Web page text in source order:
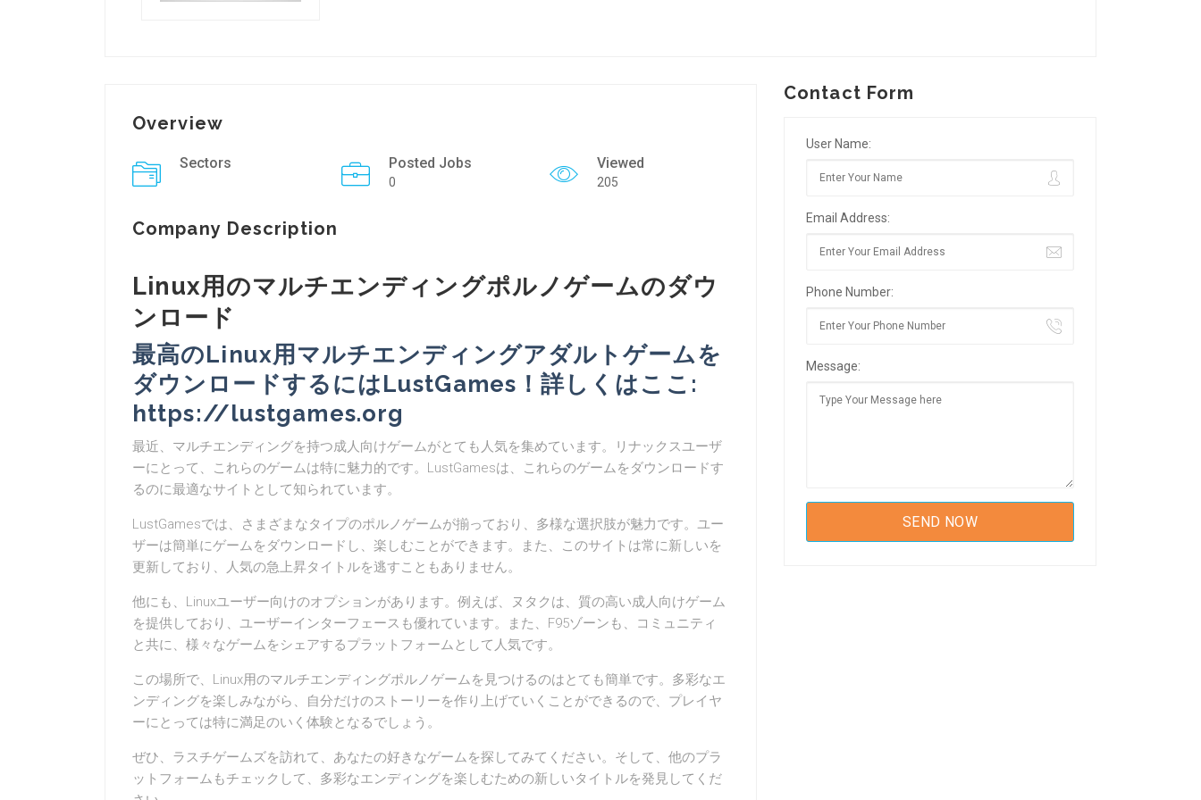
Overview
Sectors Posted Jobs
0
Viewed
205
Company Description
Linux用のマルチエンディングポルノゲームのダウ
ンロード
最高のLinux用マルチエンディングアダルトゲームを
ダウンロードするにはLustGames！詳しくはここ:
https://lustgames.org
最近、マルチエンディングを持つ成人向けゲームがとても人気を集めています。リナックスユーザ
ーにとって、これらのゲームは特に魅力的です。LustGamesは、これらのゲームをダウンロードす
るのに最適なサイトとして知られています。
LustGamesでは、さまざまなタイプのポルノゲームが揃っており、多様な選択肢が魅力です。ユー
ザーは簡単にゲームをダウンロードし、楽しむことができます。また、このサイトは常に新しいを
更新しており、人気の急上昇タイトルを逃すこともありません。
他にも、Linuxユーザー向けのオプションがあります。例えば、ヌタクは、質の高い成人向けゲーム
を提供しており、ユーザーインターフェースも優れています。また、F95ゾーンも、コミュニティ
と共に、様々なゲームをシェアするプラットフォームとして人気です。
この場所で、Linux用のマルチエンディングポルノゲームを見つけるのはとても簡単です。多彩なエ
ンディングを楽しみながら、自分だけのストーリーを作り上げていくことができるので、プレイヤ
ーにとっては特に満足のいく体験となるでしょう。
ぜひ、ラスチゲームズを訪れて、あなたの好きなゲームを探してみてください。そして、他のプラ
ットフォームもチェックして、多彩なエンディングを楽しむための新しいタイトルを発見してくだ
Contact Form
User Name:
Email Address:
Phone Number:
Message: